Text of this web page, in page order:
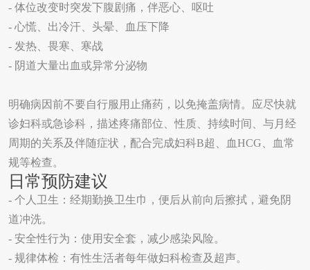
- 体位改变时突发下腹剧痛，伴恶心、呕吐
- 心慌、出冷汗、头晕、血压下降
- 发热、畏寒、寒战
- 阴道大量出血或异常分泌物
明确病因前不要自行服用止痛药，以免掩盖病情。应尽快就
诊妇科或急诊科，描述疼痛部位、性质、持续时间、与月经
周期的关系及伴随症状，配合完成妇科B超、血HCG 、血常
规等检查。
日常预防建议
- 个人卫生：经期勤换卫生巾，便后从前向后擦拭，避免阴
道冲洗。
- 安全性行为：使用安全套，减少感染风险。
- 规律体检：有性生活者每年做妇科检查及超声。